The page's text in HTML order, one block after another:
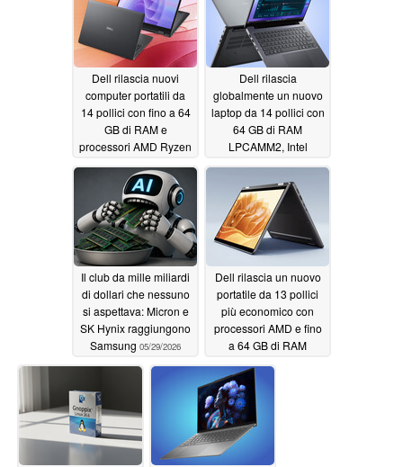
Dell rilascia nuovi
computer portatili da
14 pollici con fino a 64
GB di RAM e
processori AMD Ryzen
o Intel Panther
05/29/2026
Dell rilascia
globalmente un nuovo
laptop da 14 pollici con
64 GB di RAM
LPCAMM2, Intel
Panther Lake e Ubuntu
05/29/2026
Il club da mille miliardi
di dollari che nessuno
si aspettava: Micron e
SK Hynix raggiungono
Samsung 05/29/2026
Dell rilascia un nuovo
portatile da 13 pollici
più economico con
processori AMD e fino
a 64 GB di RAM
05/29/2026